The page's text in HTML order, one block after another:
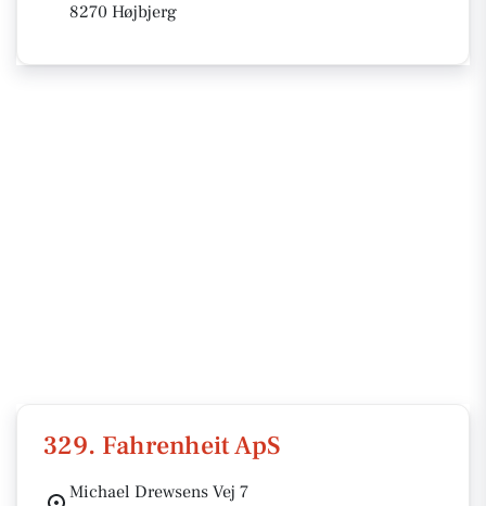
8270 Højbjerg
329. Fahrenheit ApS
Michael Drewsens Vej 7